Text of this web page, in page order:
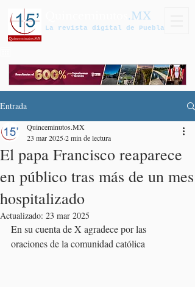
.MX
La revista digital de Puebla
Entrada
El papa Francisco reaparece
en público tras más de un mes
hospitalizado
Quinceminutos.MX
23 mar 20252 min de lectura
Actualizado: 23 mar 2025
En su cuenta de X agradece por las
oraciones de la comunidad católica